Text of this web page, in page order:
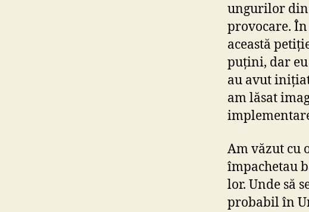
ungurilor din
provocare.
această
puțini, dar eu
au avut
am lăsat
Am văzut cu
împachetau
lor. Unde să
probabil în